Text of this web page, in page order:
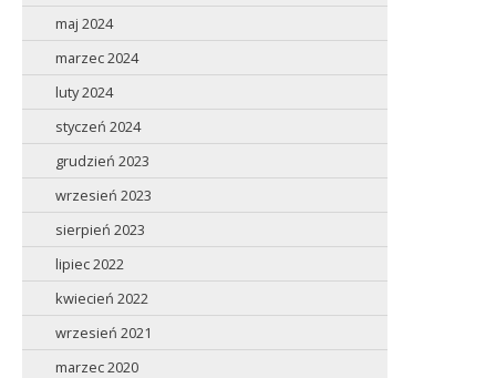
maj 2024
marzec 2024
luty 2024
styczeń 2024
grudzień 2023
wrzesień 2023
sierpień 2023
lipiec 2022
kwiecień 2022
wrzesień 2021
marzec 2020